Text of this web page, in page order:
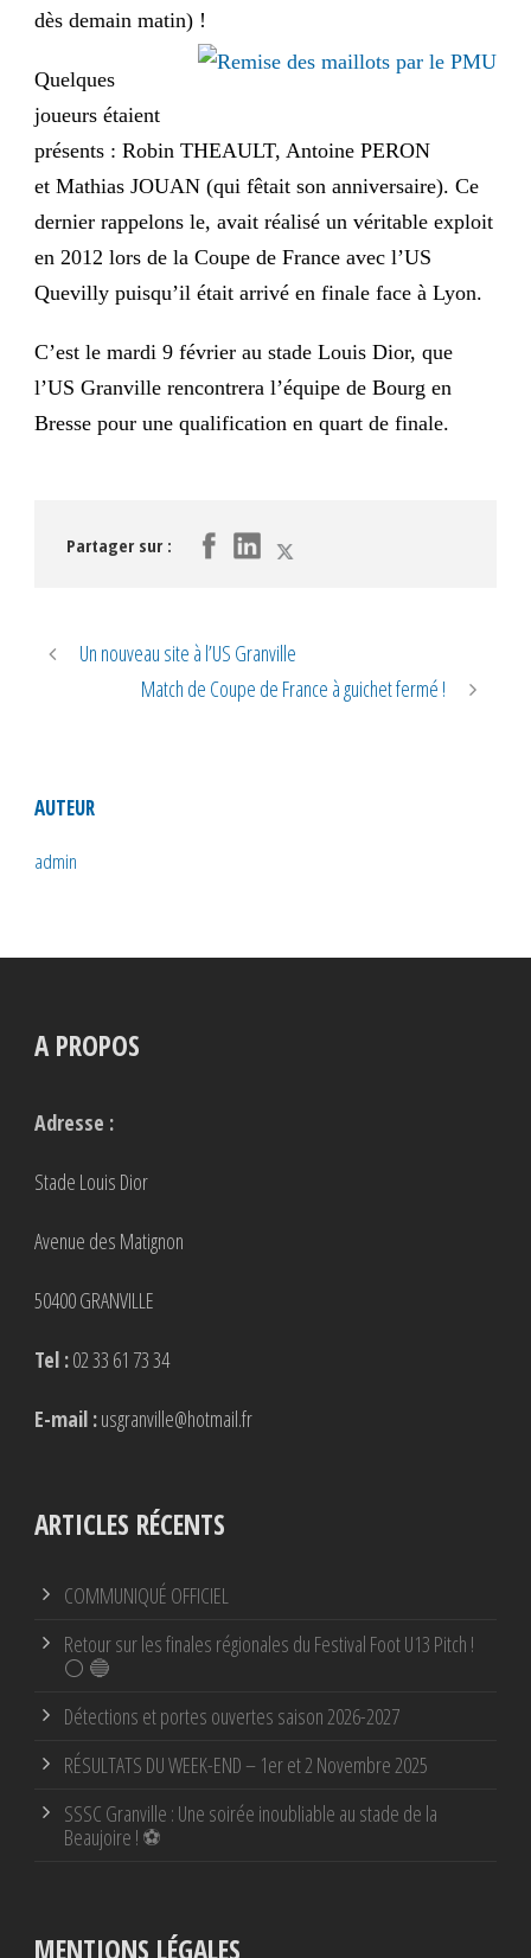
dès demain matin) !
Quelques
joueurs étaient
présents : Robin THEAULT, Antoine PERON
et Mathias JOUAN (qui fêtait son anniversaire). Ce
dernier rappelons le, avait réalisé un véritable exploit
en 2012 lors de la Coupe de France avec l’US
Quevilly puisqu’il était arrivé en finale face à Lyon.
C’est le mardi 9 février au stade Louis Dior, que
l’US Granville rencontrera l’équipe de Bourg en
Bresse pour une qualification en quart de finale.
Partager sur :
Un nouveau site à l’US Granville
Match de Coupe de France à guichet fermé !
AUTEUR
admin
A PROPOS
Adresse :
Stade Louis Dior
Avenue des Matignon
50400 GRANVILLE
Tel :02 33 61 73 34
E-mail :usgranville@hotmail.fr
ARTICLES RÉCENTS
COMMUNIQUÉ OFFICIEL
Retour sur les finales régionales du Festival Foot U13 Pitch !
⚪ 🔵
Détections et portes ouvertes saison 2026-2027
RÉSULTATS DU WEEK-END – 1er et 2 Novembre 2025
SSSC Granville : Une soirée inoubliable au stade de la
Beaujoire ! ⚽
MENTIONS LÉGALES